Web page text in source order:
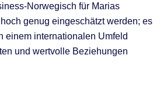
Norwegisch für Marias
genug eingeschätzt werden; es
einem internationalen Umfeld
und wertvolle Beziehungen